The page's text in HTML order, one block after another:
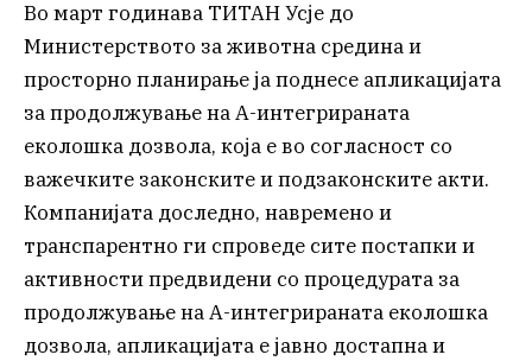
Во март годинава ТИТАН Усје до
Министерството за животна средина и
просторно планирање ја поднесе апликацијата
за продолжување на А-интегрираната
еколошка дозвола, која е во согласност со
важечките законските и подзаконските акти.
Компанијата доследно, навремено и
транспарентно ги спроведе сите постапки и
активности предвидени со процедурата за
продолжување на А-интегрираната еколошка
дозвола, апликацијата е јавно достапна и